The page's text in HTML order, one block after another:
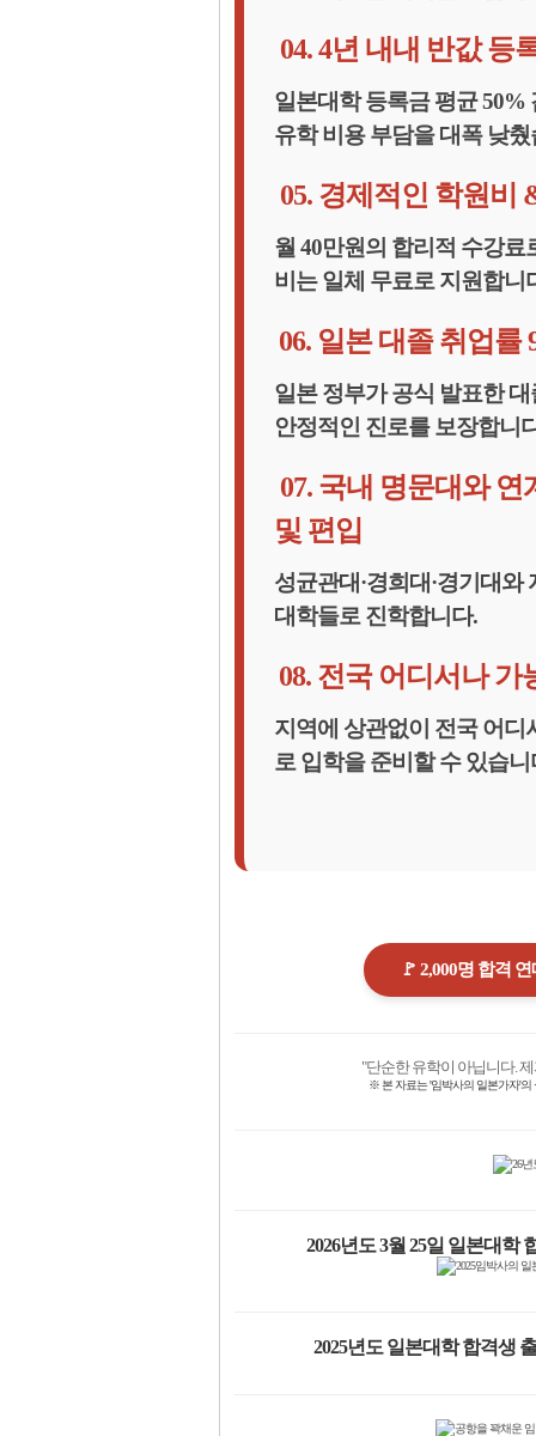
04. 4년 내내 반값 등
일본대학 등록금 평균 50%
유학 비용 부담을 대폭 낮췄
05. 경제적인 학원비
월 40만원의 합리적 수강료
비는 일체 무료로 지원합니
06. 일본 대졸 취업률
일본 정부가 공식 발표한
안정적인 진로를 보장합니
07. 국내 명문대와
및 편입
성균관대·경희대·경기대
대학들로 진학합니다.
08. 전국 어디서나 가
지역에 상관없이 전국 어디
로 입학을 준비할 수 있습니
🚩 2,000명 합격
"단순한 유학이 아닙니다.
※ 본 자료는 '임박사의 일본가자'의
2026년도 3월 25일 일본대학
2025년도 일본대학 합격생